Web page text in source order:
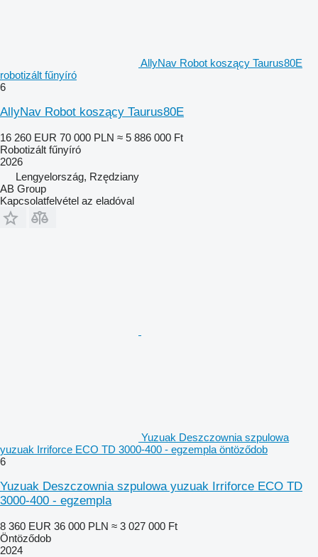
AllyNav Robot koszący Taurus80E
robotizált fűnyíró
6
AllyNav Robot koszący Taurus80E
16 260 EUR 70 000 PLN ≈ 5 886 000 Ft
Robotizált fűnyíró
2026
Lengyelország, Rzędziany
AB Group
Kapcsolatfelvétel az eladóval
Yuzuak Deszczownia szpulowa
yuzuak Irriforce ECO TD 3000-400 - egzempla öntöződob
6
Yuzuak Deszczownia szpulowa yuzuak Irriforce ECO TD
3000-400 - egzempla
8 360 EUR 36 000 PLN ≈ 3 027 000 Ft
Öntöződob
2024